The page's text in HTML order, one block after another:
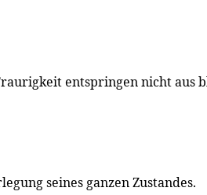
entspringen nicht aus
seines ganzen Zustandes.